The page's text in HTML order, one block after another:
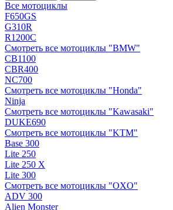
Все мотоциклы
F650GS
G310R
R1200C
Смотреть все мотоциклы "BMW"
CB1100
CBR400
NC700
Смотреть все мотоциклы "Honda"
Ninja
Смотреть все мотоциклы "Kawasaki"
DUKE690
Смотреть все мотоциклы "KTM"
Base 300
Lite 250
Lite 250 X
Lite 300
Смотреть все мотоциклы "OXO"
ADV 300
Alien Monster